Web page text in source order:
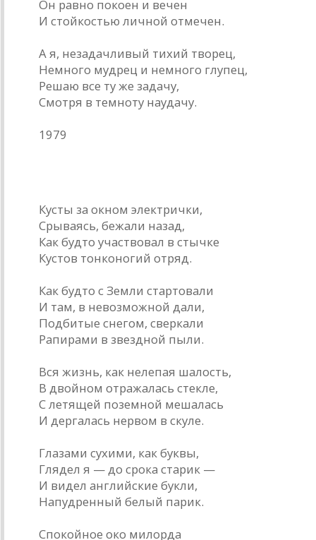
Он равно покоен и вечен
И стойкостью личной отмечен.
А я, незадачливый тихий творец,
Немного мудрец и немного глупец,
Решаю все ту же задачу,
Смотря в темноту наудачу.
1979
Кусты за окном электрички,
Срываясь, бежали назад,
Как будто участвовал в стычке
Кустов тонконогий отряд.
Как будто с Земли стартовали
И там, в невозможной дали,
Подбитые снегом, сверкали
Рапирами в звездной пыли.
Вся жизнь, как нелепая шалость,
В двойном отражалась стекле,
С летящей поземной мешалась
И дергалась нервом в скуле.
Глазами сухими, как буквы,
Глядел я — до срока старик —
И видел английские букли,
Напудренный белый парик.
Спокойное око милорда